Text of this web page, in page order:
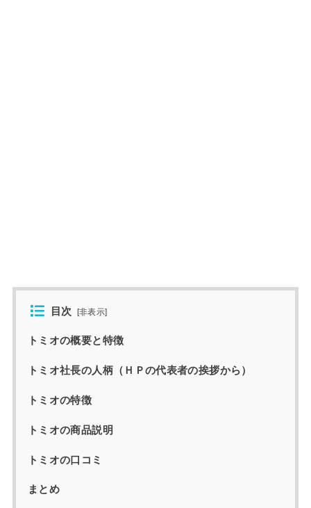
目次 [非表示]
トミオの概要と特徴
トミオ社長の人柄（ＨＰの代表者の挨拶から）
トミオの特徴
トミオの商品説明
トミオの口コミ
まとめ